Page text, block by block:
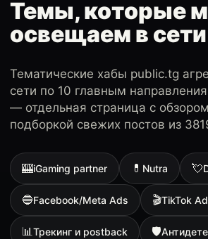
Темы, которые
освещаем в сети
Тематические хабы public.tg
сети по 10 главным
— отдельная страница с
подборкой свежих постов из
🎰iGaming partner 💊 Nutra 💘
🔵Facebook/Meta Ads 🎬TikTok
📊Трекинг и postback 🛡